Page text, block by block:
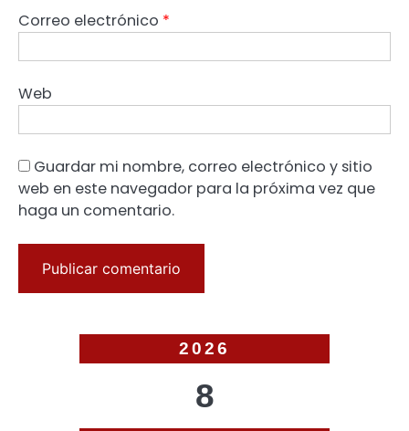
Correo electrónico *
Web
Guardar mi nombre, correo electrónico y sitio
web en este navegador para la próxima vez que
haga un comentario.
2026
8